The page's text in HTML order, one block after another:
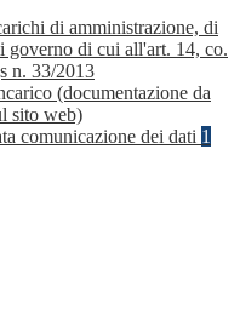
di amministrazione, di
governo di cui all'art. 14, co.
n. 33/2013
(documentazione da
sito web)
comunicazione dei dati 1